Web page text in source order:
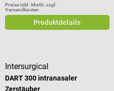
Preise inkl. MwSt. zzgl.
Versandkosten
Produktdetails
Intersurgical
DART 300 intranasaler
Zerstäuber